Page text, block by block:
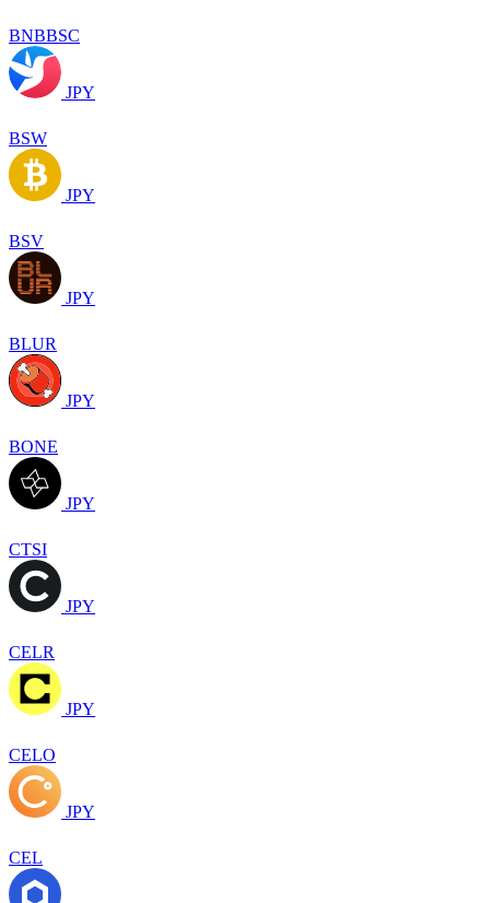
BNBBSC
JPY
BSW
JPY
BSV
JPY
BLUR
JPY
BONE
JPY
CTSI
JPY
CELR
JPY
CELO
JPY
CEL